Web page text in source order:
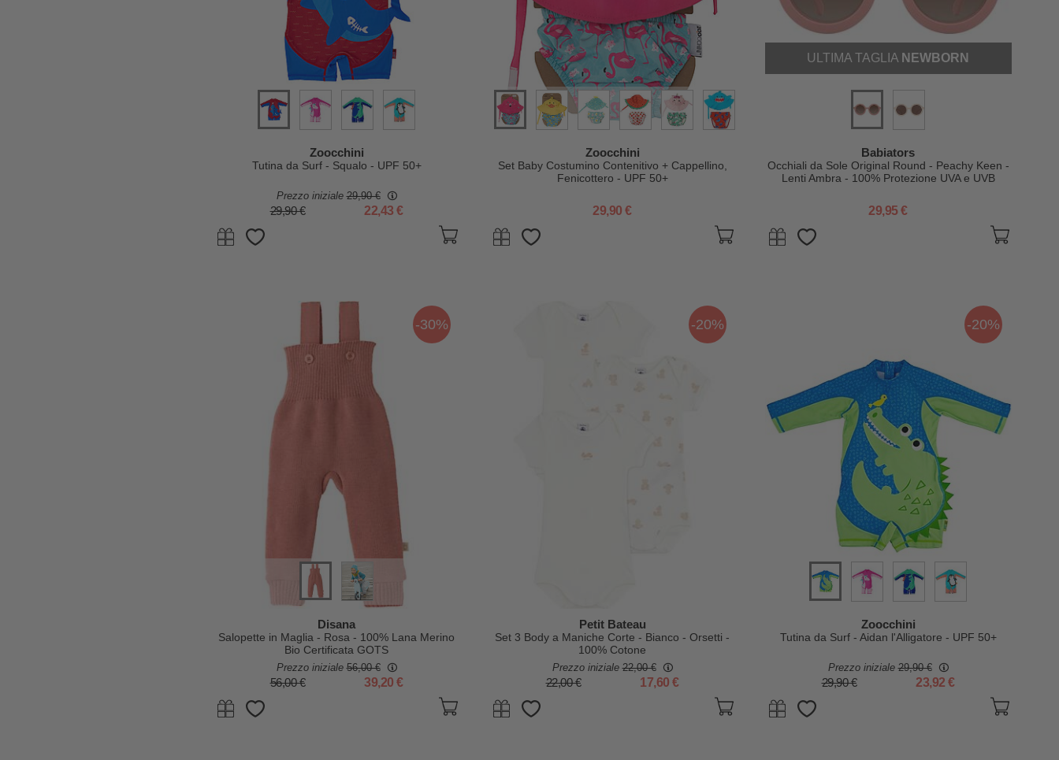
Zoocchini
Tutina da Surf - Squalo - UPF 50+
Prezzo iniziale29,90 €
29,90 € 22,43 €
Zoocchini
Set Baby Costumino Contenitivo + Cappellino,
Fenicottero - UPF 50+
29,90 €
ULTIMA TAGLIA NEWBORN
Babiators
Occhiali da Sole Original Round - Peachy Keen -
Lenti Ambra - 100% Protezione UVA e UVB
29,95 €
-30%
Disana
Salopette in Maglia - Rosa - 100% Lana Merino
Bio Certificata GOTS
Prezzo iniziale56,00 €
56,00 € 39,20 €
-20%
Petit Bateau
Set 3 Body a Maniche Corte - Bianco - Orsetti -
100% Cotone
Prezzo iniziale22,00 €
22,00 € 17,60 €
-20%
Zoocchini
Tutina da Surf - Aidan l'Alligatore - UPF 50+
Prezzo iniziale29,90 €
29,90 € 23,92 €